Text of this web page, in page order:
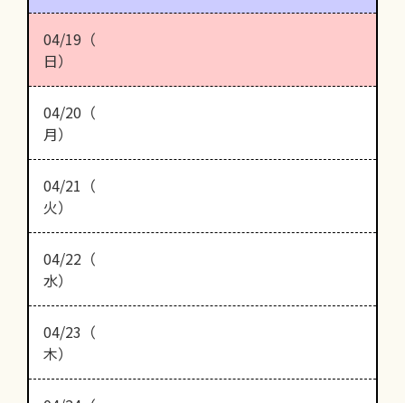
04/19（
日）
04/20（
月）
04/21（
火）
04/22（
水）
04/23（
木）